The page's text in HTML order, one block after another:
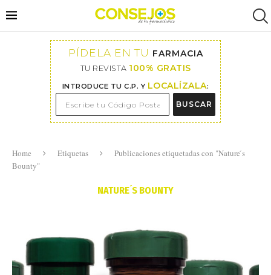
PÍDELA EN TU FARMACIA
TU REVISTA 100% GRATIS
INTRODUCE TU C.P. Y LOCALÍZALA:
BUSCAR
Home Etiquetas
Publicaciones etiquetadas con "Nature ́s
Bounty"
NATURE ́S BOUNTY